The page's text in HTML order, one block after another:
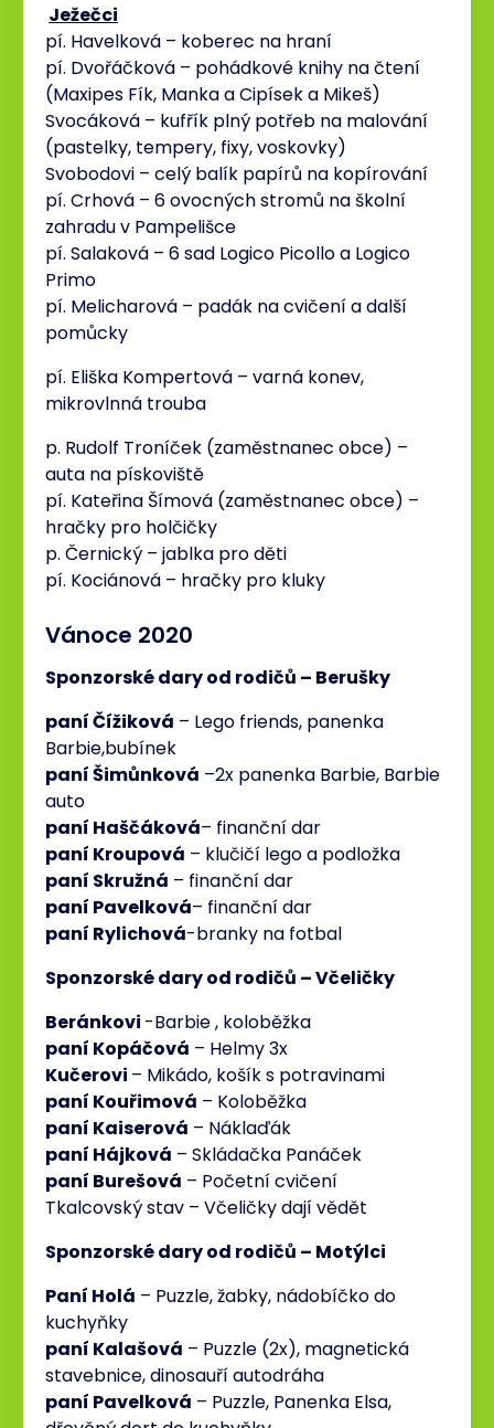
Ježečci
pí. Havelková – koberec na hraní
pí. Dvořáčková – pohádkové knihy na čtení
(Maxipes Fík, Manka a Cipísek a Mikeš)
Svocáková – kufřík plný potřeb na malování
(pastelky, tempery, fixy, voskovky)
Svobodovi – celý balík papírů na kopírování
pí. Crhová – 6 ovocných stromů na školní
zahradu v Pampelišce
pí. Salaková – 6 sad Logico Picollo a Logico
Primo
pí. Melicharová – padák na cvičení a další
pomůcky
pí. Eliška Kompertová – varná konev,
mikrovlnná trouba
p. Rudolf Troníček (zaměstnanec obce) –
auta na pískoviště
pí. Kateřina Šímová (zaměstnanec obce) –
hračky pro holčičky
p. Černický – jablka pro děti
pí. Kociánová – hračky pro kluky
Vánoce 2020
Sponzorské dary od rodičů – Berušky
paní Čížiková – Lego friends, panenka
Barbie,bubínek
paní Šimůnková –2x panenka Barbie, Barbie
auto
paní Haščáková– finanční dar
paní Kroupová – klučičí lego a podložka
paní Skružná – finanční dar
paní Pavelková– finanční dar
paní Rylichová-branky na fotbal
Sponzorské dary od rodičů – Včeličky
Beránkovi -Barbie , koloběžka
paní Kopáčová – Helmy 3x
Kučerovi – Mikádo, košík s potravinami
paní Kouřimová – Koloběžka
paní Kaiserová – Náklaďák
paní Hájková – Skládačka Panáček
paní Burešová – Početní cvičení
Tkalcovský stav – Včeličky dají vědět
Sponzorské dary od rodičů – Motýlci
Paní Holá – Puzzle, žabky, nádobíčko do
kuchyňky
paní Kalašová – Puzzle (2x), magnetická
stavebnice, dinosauří autodráha
paní Pavelková – Puzzle, Panenka Elsa,